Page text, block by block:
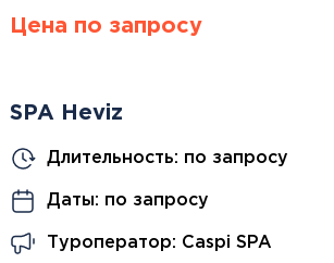
Цена по запросу
SPA Heviz
Длительность: по запросу
Даты: по запросу
Туроператор: Caspi SPA